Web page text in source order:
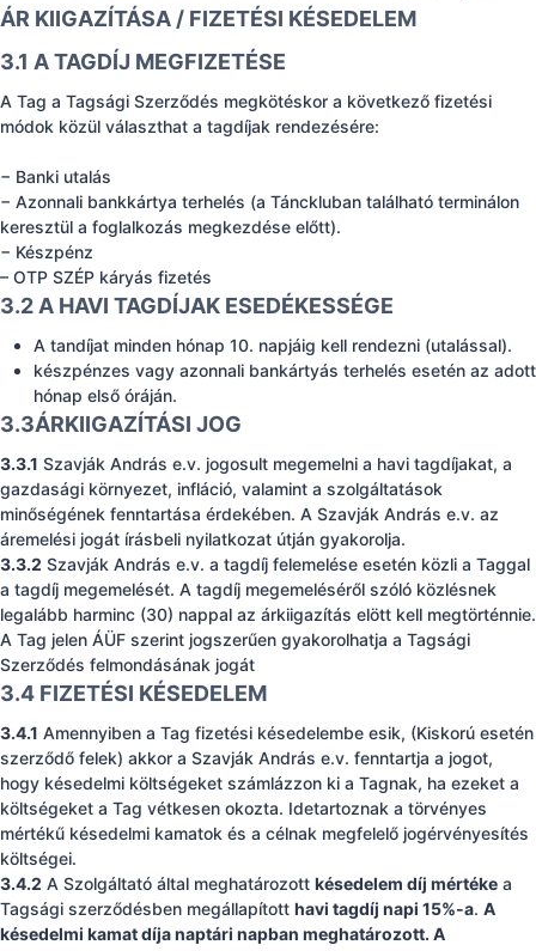
ÁR KIIGAZÍTÁSA / FIZETÉSI KÉSEDELEM
3.1 A TAGDÍJ MEGFIZETÉSE
A Tag a Tagsági Szerződés megkötéskor a következő fizetési
módok közül választhat a tagdíjak rendezésére:
− Banki utalás
− Azonnali bankkártya terhelés (a Tánckluban található terminálon
keresztül a foglalkozás megkezdése előtt).
− Készpénz
– OTP SZÉP káryás fizetés
3.2 A HAVI TAGDÍJAK ESEDÉKESSÉGE
A tandíjat minden hónap 10. napjáig kell rendezni (utalással).
készpénzes vagy azonnali bankártyás terhelés esetén az adott
hónap első óráján.
3.3ÁRKIIGAZÍTÁSI JOG
3.3.1 Szavják András e.v. jogosult megemelni a havi tagdíjakat, a
gazdasági környezet, infláció, valamint a szolgáltatások
minőségének fenntartása érdekében. A Szavják András e.v. az
áremelési jogát írásbeli nyilatkozat útján gyakorolja.
3.3.2 Szavják András e.v. a tagdíj felemelése esetén közli a Taggal
a tagdíj megemelését. A tagdíj megemeléséről szóló közlésnek
legalább harminc (30) nappal az árkiigazítás elött kell megtörténnie.
A Tag jelen ÁÜF szerint jogszerűen gyakorolhatja a Tagsági
Szerződés felmondásának jogát
3.4 FIZETÉSI KÉSEDELEM
3.4.1 Amennyiben a Tag fizetési késedelembe esik, (Kiskorú esetén
szerződő felek) akkor a Szavják András e.v. fenntartja a jogot,
hogy késedelmi költségeket számlázzon ki a Tagnak, ha ezeket a
költségeket a Tag vétkesen okozta. Idetartoznak a törvényes
mértékű késedelmi kamatok és a célnak megfelelő jogérvényesítés
költségei.
3.4.2 A Szolgáltató által meghatározott késedelem díj mértéke a
Tagsági szerződésben megállapított havi tagdíj napi 15%-a. A
késedelmi kamat díja naptári napban meghatározott. A